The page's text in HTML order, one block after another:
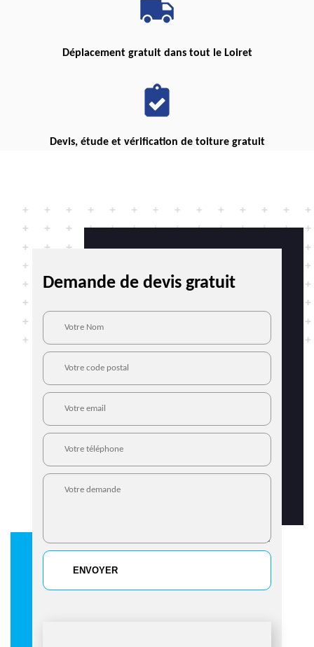
Déplacement gratuit dans tout le Loiret
Devis, étude et vérification de toiture gratuit
Demande de devis gratuit